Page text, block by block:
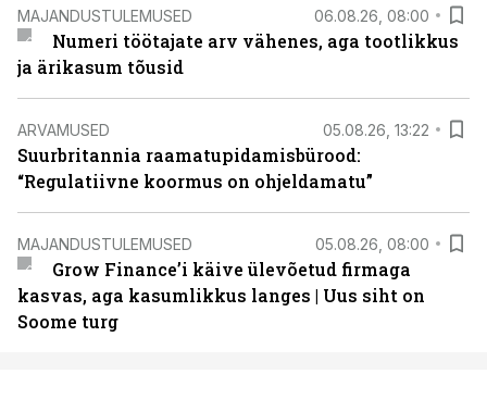
MAJANDUSTULEMUSED 06.08.26, 08:00
Numeri töötajate arv vähenes, aga tootlikkus
ja ärikasum tõusid
ARVAMUSED 05.08.26, 13:22
Suurbritannia raamatupidamisbürood:
“Regulatiivne koormus on ohjeldamatu”
MAJANDUSTULEMUSED 05.08.26, 08:00
Grow Finance’i käive ülevõetud firmaga
kasvas, aga kasumlikkus langes | Uus siht on
Soome turg